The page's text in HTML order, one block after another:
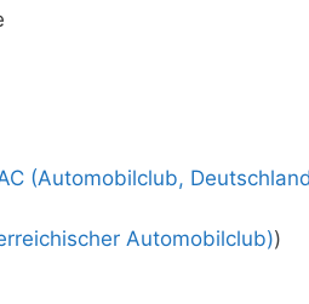
(Automobilclub,
Automobilclub))